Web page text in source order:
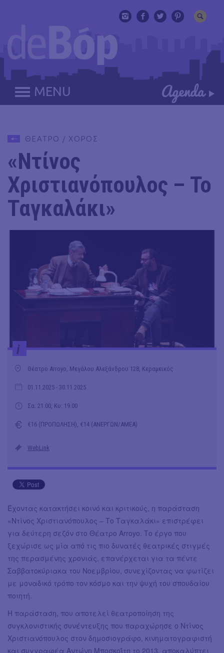
MENU
ΘΕΑΤΡΟ / ΧΟΡΟΣ
«Ντίνος
Χριστιανόπουλος – Το
Ταγκαλάκι»
i
Θέατρο Arroyo, Μεγάλου Αλεξάνδρου 128, Κεραμεικός
01.11.2025 - 30.11.2025
Σα: 21.00, Κυ: 19.00
€16 (ΠΡΟΠΩΛΗΣΗ), €14 (ΑΝΕΡΓΩΝ/ΑΜΕΑ)
WebLink
Έχοντας κατακτήσει κοινό και κριτικούς, η παράσταση
«Ντίνος Χριστιανόπουλος – Το Ταγκαλάκι» επιστρέφει
για δεύτερη σεζόν στο Θέατρο Arroyo. Το έργο που
ξεχώρισε ως μία από τις πιο δυνατές θεατρικές στιγμές
της περασμένης χρονιάς, επανέρχεται για τα πέντε
Σαββατοκύριακα του Νοεμβρίου, συνεχίζοντας να φωτίζει
με μοναδικό τρόπο τον κόσμο και την ψυχή του σπουδαίου
ποιητή.
Η παράσταση, που αποτελεί θεατροποίηση της
συγκλονιστικής συνέντευξης που παραχώρησε ο Ντίνος
Χριστιανόπουλος στον δημοσιογράφο, κινηματογραφιστή
και συγγραφέα Αντώνη Μποσκοΐτη το 2013, αποκαλύπτει